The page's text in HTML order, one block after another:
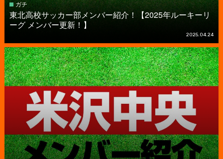
ガチ
東北高校サッカー部メンバー紹介！【2025年ルーキーリ
ーグ メンバー更新！】
2025.04.24